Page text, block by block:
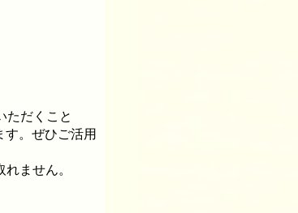
ただくこと
。ぜひご活用
ません。